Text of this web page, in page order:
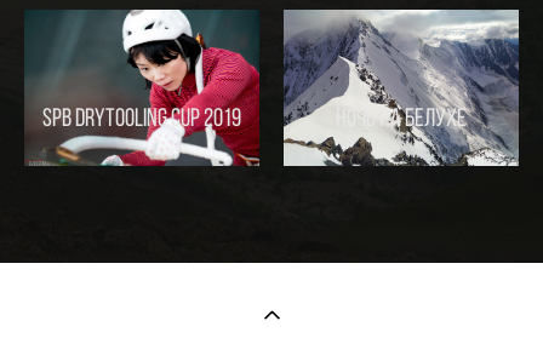
SPb Drytooling Cup 2019 Ночь на Белухе